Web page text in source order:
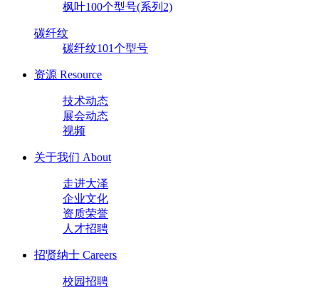
枫叶100个型号(系列2)
碳纤纹
碳纤纹101个型号
资源 Resource
技术动态
展会动态
视频
关于我们 About
走进大泽
企业文化
资质荣誉
人才招聘
招贤纳士 Careers
校园招聘